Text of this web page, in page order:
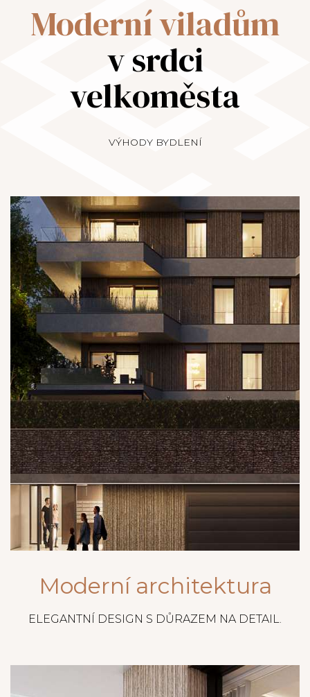
Moderní viladům
v srdci
velkoměsta
VÝHODY BYDLENÍ
Moderní architektura
ELEGANTNÍ DESIGN S DŮRAZEM NA DETAIL.